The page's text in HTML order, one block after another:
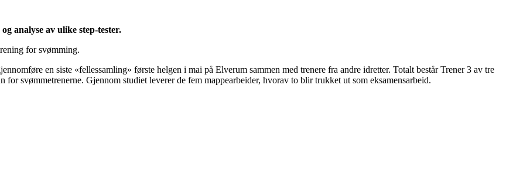
analyse av ulike step-tester.
for svømming.
en siste «fellessamling» første helgen i mai på Elverum sammen med trenere fra andre idretter. Totalt består Trener 3 av tre
svømmetrenerne. Gjennom studiet leverer de fem mappearbeider, hvorav to blir trukket ut som eksamensarbeid.